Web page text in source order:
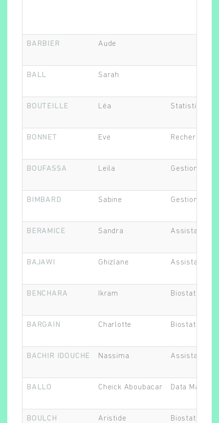
Rechercher
BARBIER Aude
BALL Sarah
BOUTEILLE Léa
BONNET Eve Recherche
BOUFASSA Leïla Gestionnaire
BIMBARD Sabine Gestionnaire
BERAMICE Sandra Assistant.e
BAJAWI Ghizlane Assistant.e
BENCHARA Ikram
BARGAIN Charlotte
BACHIR IDOUCHE Nassima Assistant.e
BALLO Cheick Aboubacar Data
BOULCH Aristide